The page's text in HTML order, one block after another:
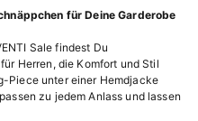
für Deine Garderobe
Sale findest Du
Herren, die Komfort und Stil
Piece unter einer Hemdjacke
zu jedem Anlass und lassen